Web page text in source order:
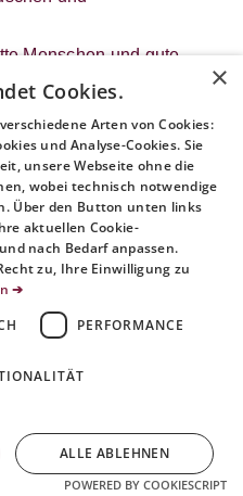
Menschen und gute
zu dir passt.
Haltung als
×
Cookies.
Arten von Cookies:
und Analyse-Cookies. Sie
unsere Webseite ohne die
wobei technisch notwendige
Über den Button unten links
aktuellen Cookie-
nach Bedarf anpassen.
zu, Ihre Einwilligung zu
➔
PERFORMANCE
ALLE ABLEHNEN
POWERED BY COOKIESCRIPT